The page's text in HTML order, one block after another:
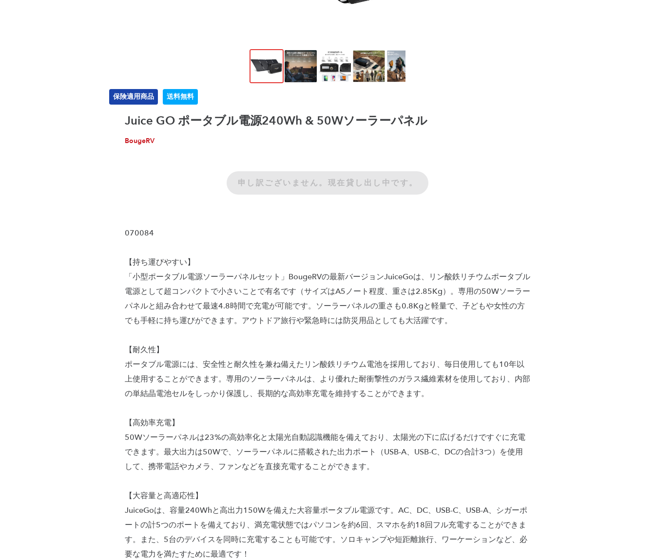
保険適用商品 送料無料
Juice GO ポータブル電源240Wh & 50Wソーラーパネル
BougeRV
申し訳ございません。現在貸し出し中です。
070084
【持ち運びやすい】
「小型ポータブル電源ソーラーパネルセット」BougeRVの最新バージョンJuiceGoは、リン酸鉄リチウムポータブル
電源として超コンパクトで小さいことで有名です（サイズはA5ノート程度、重さは2.85Kg）。専用の50Wソーラー
パネルと組み合わせて最速4.8時間で充電が可能です。ソーラーパネルの重さも0.8Kgと軽量で、子どもや女性の方
でも手軽に持ち運びができます。アウトドア旅行や緊急時には防災用品としても大活躍です。
【耐久性】
ポータブル電源には、安全性と耐久性を兼ね備えたリン酸鉄リチウム電池を採用しており、毎日使用しても10年以
上使用することができます。専用のソーラーパネルは、より優れた耐衝撃性のガラス繊維素材を使用しており、内部
の単結晶電池セルをしっかり保護し、長期的な高効率充電を維持することができます。
【高効率充電】
50Wソーラーパネルは23%の高効率化と太陽光自動認識機能を備えており、太陽光の下に広げるだけですぐに充電
できます。最大出力は50Wで、ソーラーパネルに搭載された出力ポート（USB-A、USB-C、DCの合計3つ）を使用
して、携帯電話やカメラ、ファンなどを直接充電することができます。
【大容量と高適応性】
JuiceGoは、容量240Whと高出力150Wを備えた大容量ポータブル電源です。AC、DC、USB-C、USB-A、シガーポ
ートの計5つのポートを備えており、満充電状態ではパソコンを約6回、スマホを約18回フル充電することができま
す。また、5台のデバイスを同時に充電することも可能です。ソロキャンプや短距離旅行、ワーケーションなど、必
要な電力を満たすために最適です！